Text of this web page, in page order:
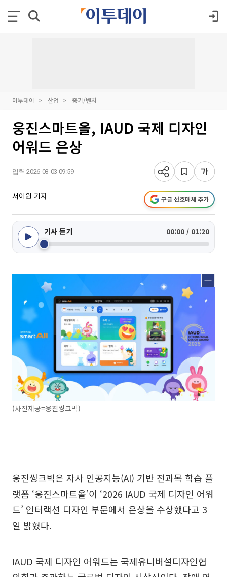
이투데이 산업 중기/벤처
웅진스마트올, IAUD 국제 디자인
어워드 은상
입력 2026-03-03 09:59
서이원 기자 구글 선호매체 추가
기사 듣기 00:00 / 01:20
(사진제공=웅진씽크빅)
웅진씽크빅은 자사 인공지능(AI) 기반 전과목 학습 플
랫폼 ‘웅진스마트올’이 ‘2026 IAUD 국제 디자인 어워
드’ 인터랙션 디자인 부문에서 은상을 수상했다고 3
일 밝혔다.
IAUD 국제 디자인 어워드는 국제유니버설디자인협